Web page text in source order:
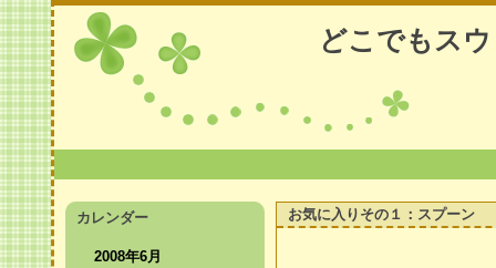
どこでもス
お気に入りその１：スプーン
カレンダー
2008年6月